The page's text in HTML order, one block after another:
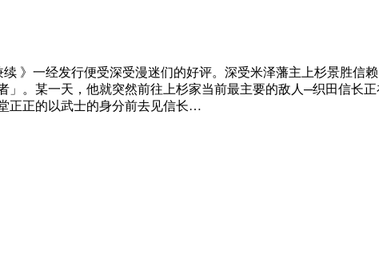
》一经发行便受深受漫迷们的好评。深受米泽藩主上杉景胜信
。某一天，他就突然前往上杉家当前最主要的敌人─织田信长
正正的以武士的身分前去见信长…